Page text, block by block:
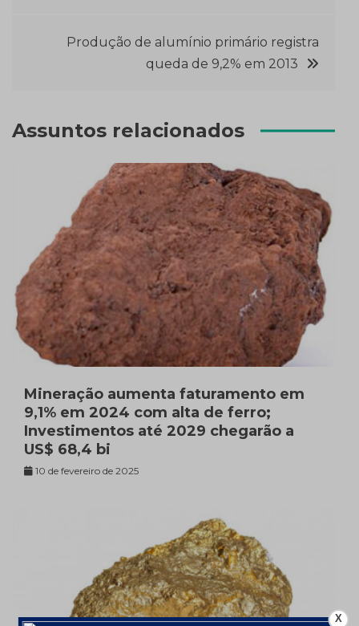
Produção de alumínio primário registra
queda de 9,2% em 2013
Assuntos relacionados
Mineração aumenta faturamento em
9,1% em 2024 com alta de ferro;
Investimentos até 2029 chegarão a
US$ 68,4 bi
10 de fevereiro de 2025
X